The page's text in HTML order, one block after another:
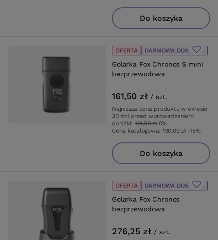
Do koszyka
Golarka Fox Chronos S mini
bezprzewodowa
OFERTA DARMOWA DOSTAWA
161,50 zł / szt.
Najniższa cena produktu w okresie
30 dni przed wprowadzeniem
obniżki: 161,50 zł 0%
Cena katalogowa: 190,00 zł -15%
Do koszyka
Golarka Fox Chronos
bezprzewodowa
OFERTA DARMOWA DOSTAWA
276,25 zł / szt.